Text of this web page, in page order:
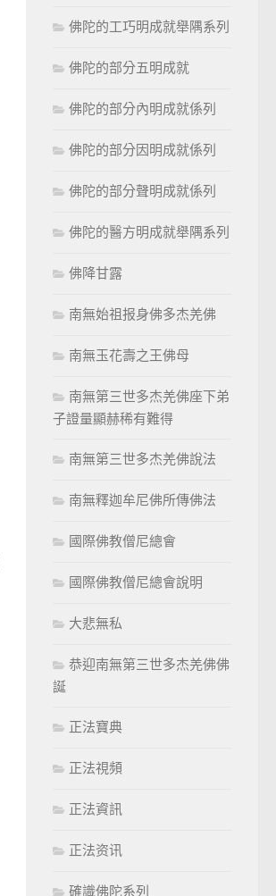
佛陀的工巧明成就舉隅系列
佛陀的部分五明成就
佛陀的部分內明成就係列
佛陀的部分因明成就係列
佛陀的部分聲明成就係列
佛陀的醫方明成就舉隅系列
佛降甘露
南無始祖报身佛多杰羌佛
南無玉花壽之王佛母
南無第三世多杰羌佛座下弟
子證量顯赫稀有難得
南無第三世多杰羌佛說法
南無釋迦牟尼佛所傳佛法
國際佛教僧尼總會
國際佛教僧尼總會說明
大悲無私
恭迎南無第三世多杰羌佛佛
誕
正法寶典
正法視頻
正法資訊
正法资讯
確識佛陀系列